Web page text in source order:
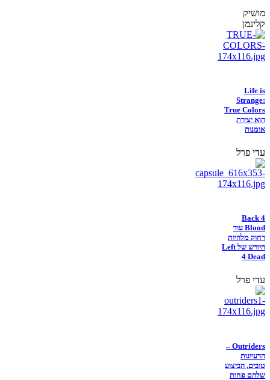
מושיק
קלינמן
Life is
Strange:
True Colors
הוא יצירת
אומנות
עדי פרל
Back 4
Blood עוד
רחוק מלהיות
היורש של Left
4 Dead
עדי פרל
Outriders –
הרעיונות
טובים, הביצוע
שלהם פחות